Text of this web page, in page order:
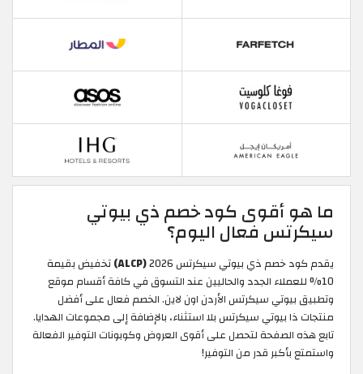
ما هو أقوى كود خصم ذي بيوتي
سيكرتس فعال اليوم؟
يقدم كود خصم ذي بيوتي سيكرتس 2026 (ALCP)
تخفيض بقيمة
10% للعملاء الجدد والحاليين عند التسوق في كافة أقسام موقع
وتطبيق بيوتي سيكرتس الأردن اون لاين. الخصم فعال على أفضل
منتجات ذا بيوتي سيكرتس بلا استثناء، بالإضافة إلى مجموعات الهدايا.
تابع هذه الصفحة لتحصل على أقوى العروض وكوبونات التوفير الفعالة
واستمتع بأكبر قدر من التوفير!